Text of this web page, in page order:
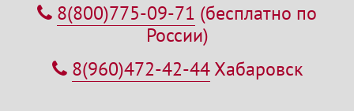
8(800)775-09-71 (бесплатно по
России)
8(960)472-42-44Хабаровск